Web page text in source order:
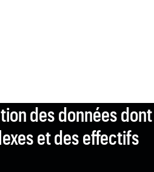
des données dont
et des effectifs